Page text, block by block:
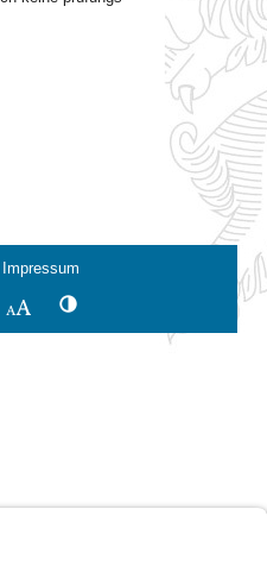
Impressum
SchriftgrößeKontrastwechsel